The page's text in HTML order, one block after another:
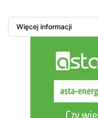
Więcej informacji